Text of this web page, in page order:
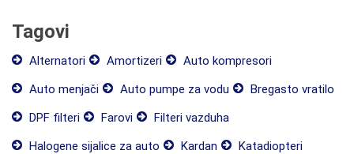
Tagovi
Alternatori Amortizeri
Auto kompresori
Auto menjači
Auto pumpe za vodu
Bregasto vratilo
DPF filteri
Farovi
Filteri vazduha
Halogene sijalice za auto
Kardan
Katadiopteri